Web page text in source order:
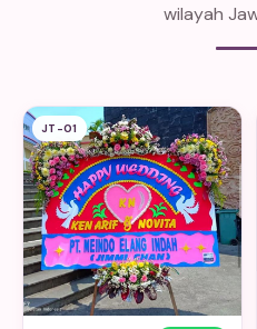
wilayah
JT-01